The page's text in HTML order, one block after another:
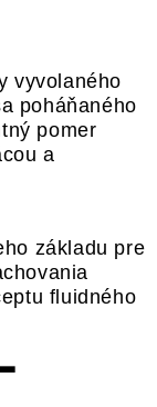
vyvolaného
poháňaného
pomer
a
základu pre
fluidného